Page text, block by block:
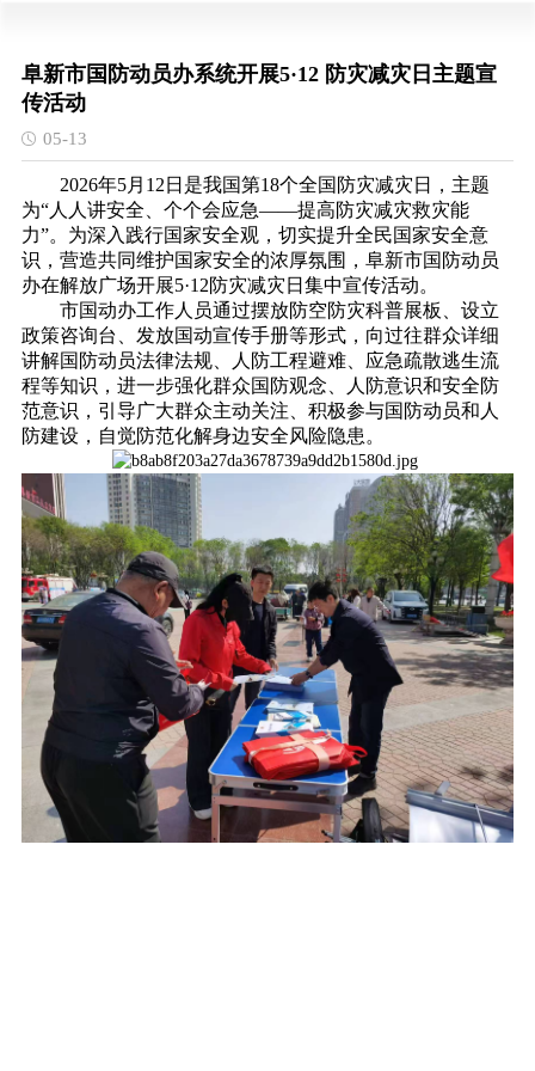
阜新市国防动员办系统开展5·12 防灾减灾日主题宣
传活动
05-13
2026年5月12日是我国第18个全国防灾减灾日，主题
为“人人讲安全、个个会应急——提高防灾减灾救灾能
力”。为深入践行国家安全观，切实提升全民国家安全意
识，营造共同维护国家安全的浓厚氛围，阜新市国防动员
办在解放广场开展5·12防灾减灾日集中宣传活动。
市国动办工作人员通过摆放防空防灾科普展板、设立
政策咨询台、发放国动宣传手册等形式，向过往群众详细
讲解国防动员法律法规、人防工程避难、应急疏散逃生流
程等知识，进一步强化群众国防观念、人防意识和安全防
范意识，引导广大群众主动关注、积极参与国防动员和人
防建设，自觉防范化解身边安全风险隐患。